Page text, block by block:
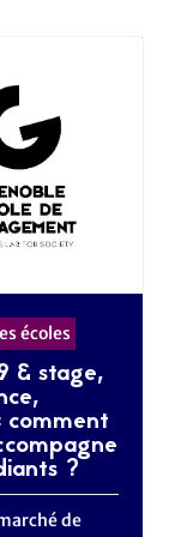
écoles
& stage,
comment
?
de